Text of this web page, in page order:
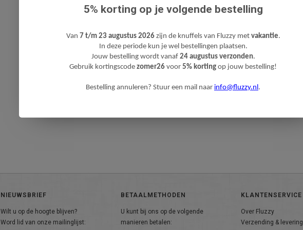
NIEUWSBRIEF
Wilt u op de hoogte blijven?
Word lid van onze mailinglijst:
BETAALMETHODEN
U kunt bij ons op de volgende
manieren betalen:
KLANTENSERVICE
Over Fluzzy
Verzending & levering
5% korting op je volgende bestelling
Van 7 t/m 23 augustus 2026zijn de knuffels van Fluzzy met vakantie.
In deze periode kun je wel bestellingen plaatsen.
Jouw bestelling wordt vanaf 24 augustus verzonden.
Gebruik kortingscode zomer26 voor 5% korting op jouw bestelling!
Bestelling annuleren? Stuur een mail naar info@fluzzy.nl .